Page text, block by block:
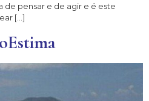
de pensar e de agir e é este
[…]